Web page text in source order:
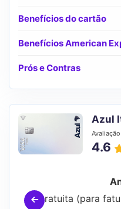
Benefícios do cartão
Benefícios American
Prós e Contras
Azul
4.6
Gratuita (para